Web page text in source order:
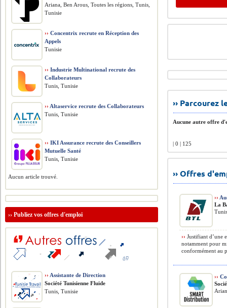
››
Aucune autre offre
| 0 | 125
›› Offres
››
La
›› Justifiant d’une
notamment pour
conformément au
››
Ariana, Ben Arous, Toutes les régions, Tunis,
Tunisie
›› Concentrix recrute en Réception des
Appels
Tunisie
›› Industrie Multinational recrute des
Collaborateurs
Tunis, Tunisie
›› Altaservice recrute des Collaborateurs
Tunis, Tunisie
›› IKI Assurance recrute des Conseillers
Mutuelle Santé
Tunis, Tunisie
Aucun article trouvé.
››Publiez vos offres d'emploi
›› Assistante de Direction
Société Tunisienne Fluide
Tunis, Tunisie